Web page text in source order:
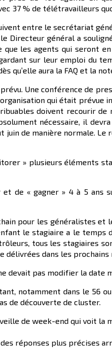
37 % de télétravailleurs
entre le secrétariat
général a
que les agents qui seront
sur leur emploi du
qu’elle aura la FAQ et la
Une conférence de
qui était
doivent recourir de
nécessaire, il
de manière normale. Le
» plusieurs éléments
de « gagner » 4 à 5 ans
pour les généralistes et
le stagiaire a le
tous les stagiaires
dans les prochains
devait pas modifier la date
notamment dans le 56
de découverte de cluster.
de week-end qui voit la
réponses plus précises